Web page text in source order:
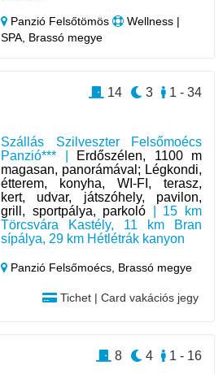
Panzió Felsőtömös
Wellness |
SPA, Brassó megye
Szállás Szilveszter Felsőmoécs
Panzió*** |
Erdőszélen, 1100 m
magasan, panorámával; Légkondi,
étterem, konyha, WI-FI, terasz,
kert, udvar, játszóhely, pavilon,
grill, sportpálya, parkoló | 15 km
Törcsvára Kastély, 11 km Bran
sípálya, 29 km Hétlétrák kanyon
Panzió Felsőmoécs, Brassó megye
Tichet | Card vakációs jegy
1 - 34
3
14
1 - 16
4
8